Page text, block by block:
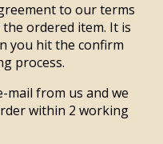
to our terms
ordered item. It is
you hit the confirm
process.
mail from us and we
within 2 working